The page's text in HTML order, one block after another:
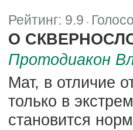
Рейтинг: 9.9
О
Протодиакон
Мат, в отличие
только в
становится